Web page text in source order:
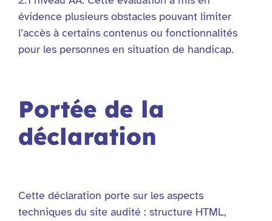
évidence plusieurs obstacles pouvant limiter
l’accès à certains contenus ou fonctionnalités
pour les personnes en situation de handicap.
Portée de la
déclaration
Cette déclaration porte sur les aspects
techniques du site audité : structure HTML,